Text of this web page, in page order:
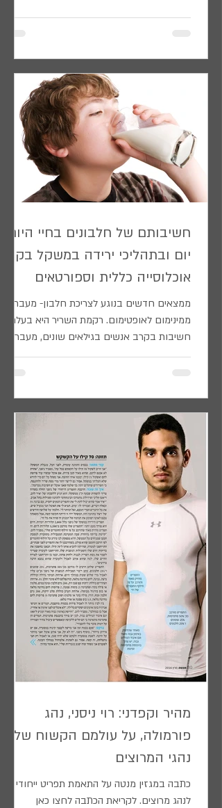
וספורטאים בכל רמה. מתודולוגיית מחקרים
חדשה, הבנת תהליכים מולקולאריים, ומכשור
חדיש מאפשרים לנו לבדוק אמיתות ממצאים
ומידע, שהצטבר בשנים האחרונות. נכון לעכשיו
שלוש הסוגיות שלעיל מציגות זווית רא
חשיבותם של חלבונים בחיי היום
יום ובתהליכי ירידה במשקל בקרב
אוכלוסייה כללית וספורטאים
ממצאים חדשים בנוגע לצריכת חלבון- מעבר
ממינימום לאופטימום. רקמת השריר היא בעלת
חשיבות בקרב אנשים בגילאים שונים, מעבר
להיותה רקמה האחראית...
מהיר וקפדני: רוי ניסני, נהג
פורמולה, על עולמם הקשוח של
נהגי המרוצים
כתבה במגזין מנטה על התאמת תפריט ייחודי
לנהג מרוצים. לקריאת הכתבה לחצו כאן